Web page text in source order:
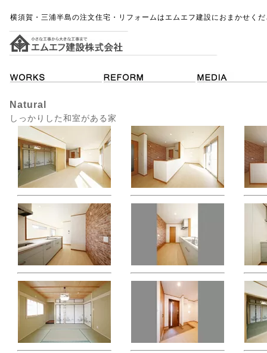
横須賀・三浦半島の注文住宅・リフォームはエムエフ建設におまかせく
Natural
しっかりした和室がある家